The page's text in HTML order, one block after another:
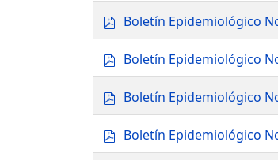
pBoletín Epidemiológico
pBoletín Epidemiológico
pBoletín Epidemiológico
pBoletín Epidemiológico